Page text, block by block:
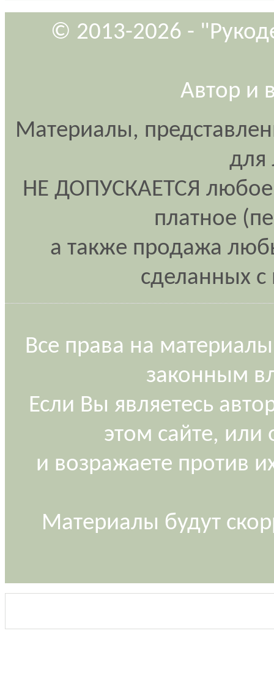
© 2013-2026 -
Автор и
Материалы,
для
НЕ ДОПУСКАЕТСЯ любое
платное
а также продажа
сделанных
Все права на
законным
Если Вы являетесь
этом сайте, или
и возражаете против
Материалы будут